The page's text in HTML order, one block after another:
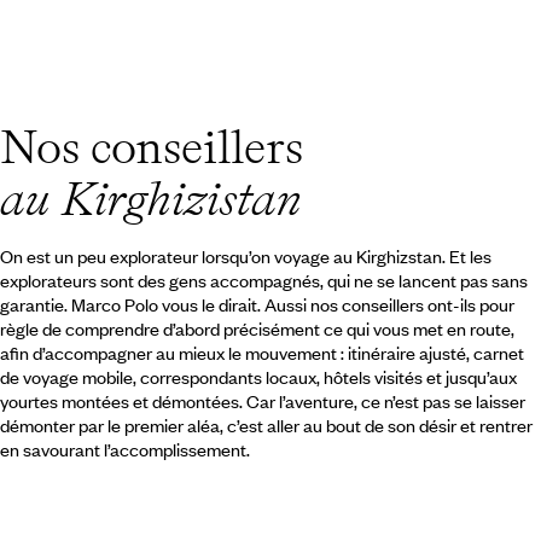
Nos conseillers
au Kirghizistan
On est un peu explorateur lorsqu’on voyage au Kirghizstan. Et les
explorateurs sont des gens accompagnés, qui ne se lancent pas sans
garantie. Marco Polo vous le dirait. Aussi nos conseillers ont-ils pour
règle de comprendre d’abord précisément ce qui vous met en route,
afin d’accompagner au mieux le mouvement : itinéraire ajusté, carnet
de voyage mobile, correspondants locaux, hôtels visités et jusqu’aux
yourtes montées et démontées. Car l’aventure, ce n’est pas se laisser
démonter par le premier aléa, c’est aller au bout de son désir et rentrer
en savourant l’accomplissement.